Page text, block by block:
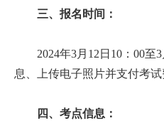
三、报名时间：
2024年3月12日10：00至3
息、上传电子照片并支付考试
四、考点信息：